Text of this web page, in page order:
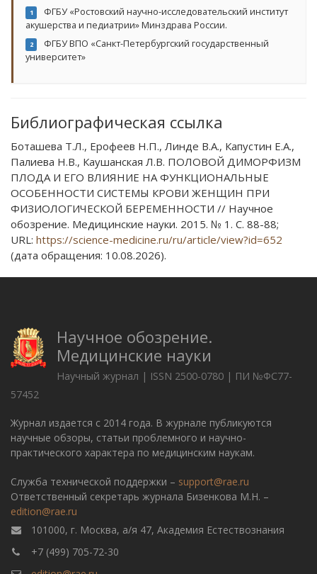
1
ФГБУ «Ростовский научно-исследовательский институт
акушерства и педиатрии» Минздрава России.
2
ФГБУ ВПО «Санкт-Петербургский государственный
университет»
Библиографическая ссылка
Боташева Т.Л., Ерофеев Н.П., Линде В.А., Капустин Е.А.,
Палиева Н.В., Каушанская Л.В. ПОЛОВОЙ ДИМОРФИЗМ
ПЛОДА И ЕГО ВЛИЯНИЕ НА ФУНКЦИОНАЛЬНЫЕ
ОСОБЕННОСТИ СИСТЕМЫ КРОВИ ЖЕНЩИН ПРИ
ФИЗИОЛОГИЧЕСКОЙ БЕРЕМЕННОСТИ // Научное
обозрение. Медицинские науки. 2015. № 1. С. 88-88;
URL: https://science-medicine.ru/ru/article/view?id=652
(дата обращения: 10.08.2026).
Научное обозрение.
Медицинские науки
Научный журнал | ISSN 2500-0780 | ПИ №ФС77-
57452
Журнал издается с 2014 года. В журнале публикуются
научные обзоры, статьи проблемного и научно-
практического характера по медицинским наукам.
Служба технической поддержки – support@rae.ru
Ответственный секретарь журнала Бизенкова М.Н. –
edition@rae.ru
101000, г. Москва, а/я 47, Академия Естествознания
+7 (499) 705-72-30